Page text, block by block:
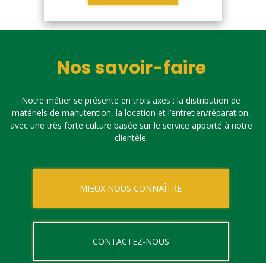
Nos savoir-faire
Notre métier se présente en trois axes : la distribution de
matériels de manutention, la location et l’entretien/réparation,
avec une très forte culture basée sur le service apporté à notre
clientèle.
MIEUX NOUS CONNAÎTRE
CONTACTEZ-NOUS